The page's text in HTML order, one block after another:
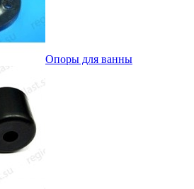
Опоры для ванны